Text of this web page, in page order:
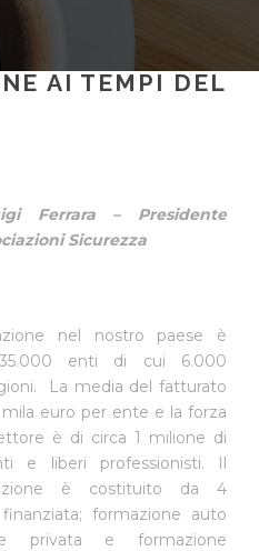
AI TEMPI DEL
Ferrara – Presidente
Sicurezza
nel nostro paese è
enti di cui 6.000
La media del fatturato
euro per ente e la forza
è di circa 1 milione di
e liberi professionisti. Il
è costituito da 4
formazione auto
privata e formazione